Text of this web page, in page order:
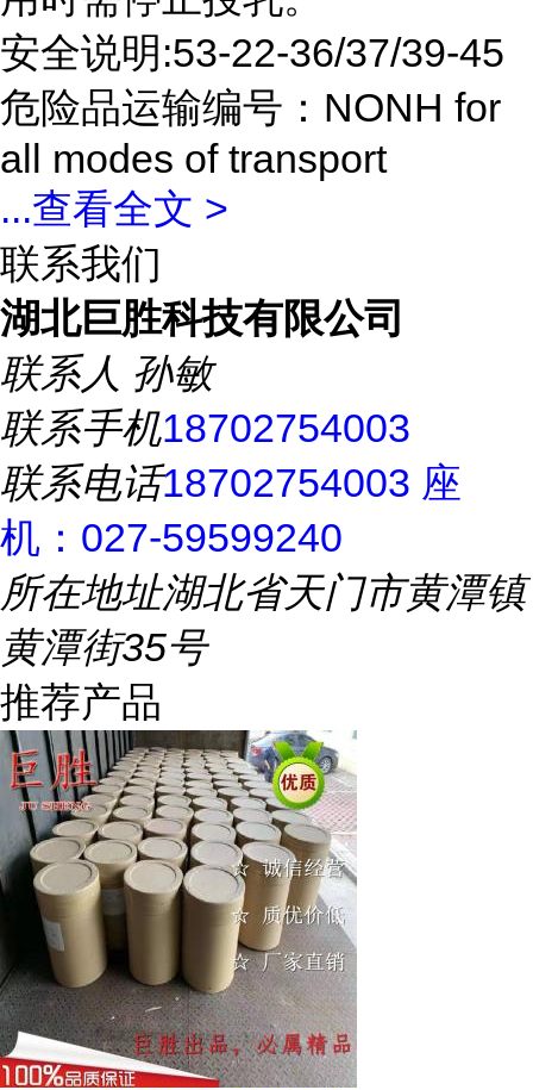
安全说明:53-22-36/37/39-45
危险品运输编号：NONH for
all modes of transport
...查看全文 >
联系我们
湖北巨胜科技有限公司
联系人 孙敏
联系手机18702754003
联系电话18702754003 座
机：027-59599240
所在地址湖北省天门市黄潭镇
黄潭街35号
推荐产品